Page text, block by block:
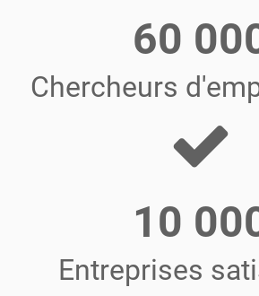
60
Chercheurs
10
Entreprises